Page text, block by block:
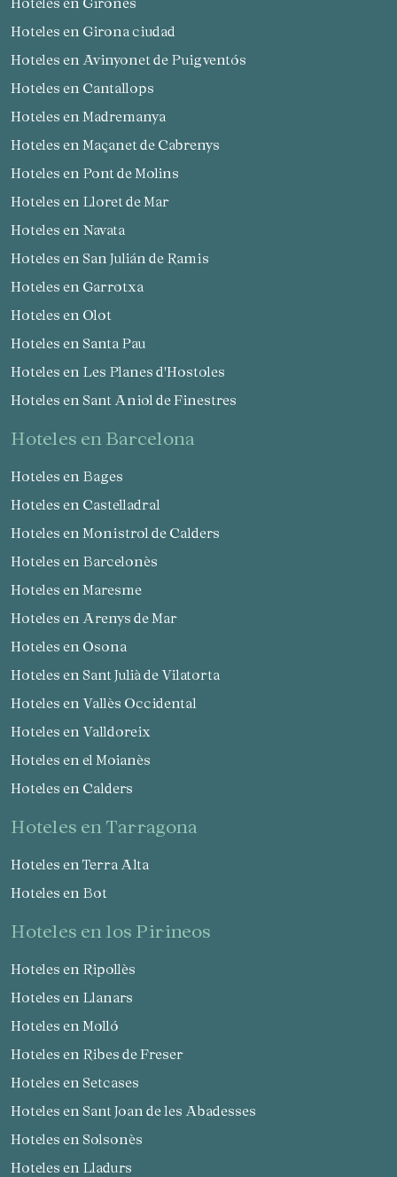
Hoteles en Girona ciudad
Hoteles en Avinyonet de Puigventós
Hoteles en Cantallops
Hoteles en Madremanya
Hoteles en Maçanet de Cabrenys
Hoteles en Pont de Molins
Hoteles en Lloret de Mar
Hoteles en Navata
Hoteles en San Julián de Ramis
Hoteles en Garrotxa
Hoteles en Olot
Hoteles en Santa Pau
Hoteles en Les Planes d'Hostoles
Hoteles en Sant Aniol de Finestres
hoteles en Barcelona
Hoteles en Bages
Hoteles en Castelladral
Hoteles en Monistrol de Calders
Hoteles en Barcelonès
Hoteles en Maresme
Hoteles en Arenys de Mar
Hoteles en Osona
Hoteles en Sant Julià de Vilatorta
Hoteles en Vallès Occidental
Hoteles en Valldoreix
Hoteles en el Moianès
Hoteles en Calders
hoteles en Tarragona
Hoteles en Terra Alta
Hoteles en Bot
hoteles en los Pirineos
Hoteles en Ripollès
Hoteles en Llanars
Hoteles en Molló
Hoteles en Ribes de Freser
Hoteles en Setcases
Hoteles en Sant Joan de les Abadesses
Hoteles en Solsonès
Hoteles en Lladurs